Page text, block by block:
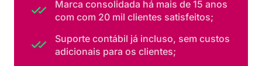
Marca consolidada há mais de 15 anos
com com 20 mil clientes satisfeitos;
Suporte contábil já incluso, sem custos
adicionais para os clientes;